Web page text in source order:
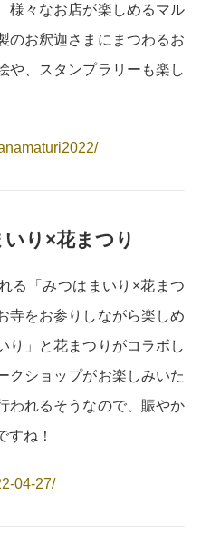
様々なお店が楽しめるマル
のお釈迦さまにまつわるお
や、スタンプラリーも楽し
いり×花まつり
る「みつはまいり×花まつ
寺をお参りしながら楽しめ
り」と花まつりがコラボし
クショップがお楽しみいた
われるそうなので、賑やか
すね！
04-27/